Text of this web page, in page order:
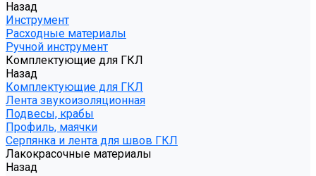
Назад
Инструмент
Расходные материалы
Ручной инструмент
Комплектующие для ГКЛ
Назад
Комплектующие для ГКЛ
Лента звукоизоляционная
Подвесы, крабы
Профиль, маячки
Серпянка и лента для швов ГКЛ
Лакокрасочные материалы
Назад